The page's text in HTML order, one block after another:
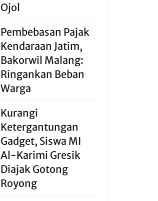
Ojol
Pembebasan Pajak
Kendaraan Jatim,
Bakorwil Malang:
Ringankan Beban
Warga
Kurangi
Ketergantungan
Gadget, Siswa MI
Al-Karimi Gresik
Diajak Gotong
Royong